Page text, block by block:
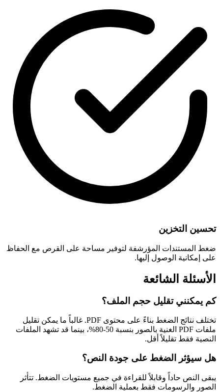
تحسين التخزين
ضغط المستندات المؤرشفة لتوفير مساحة على القرص مع الحفاظ
على إمكانية الوصول إليها.
الأسئلة الشائعة
كم يمكنني تقليل حجم الملف؟
تختلف نتائج الضغط بناءً على محتوى PDF. غالباً ما يمكن تقليل
ملفات PDF الغنية بالصور بنسبة 50-80%، بينما قد تشهد الملفات
النصية فقط تقليلاً أقل.
هل سيؤثر الضغط على جودة النص؟
يبقى النص حاداً وقابلاً للقراءة في جميع مستويات الضغط. تتأثر
الصور والرسومات فقط بعملية الضغط.